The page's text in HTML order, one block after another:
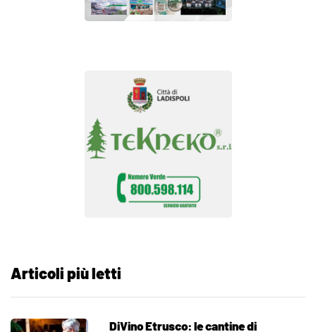
Articoli più letti
DiVino Etrusco: le cantine di